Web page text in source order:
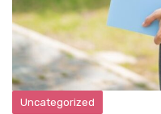
Uncategorized